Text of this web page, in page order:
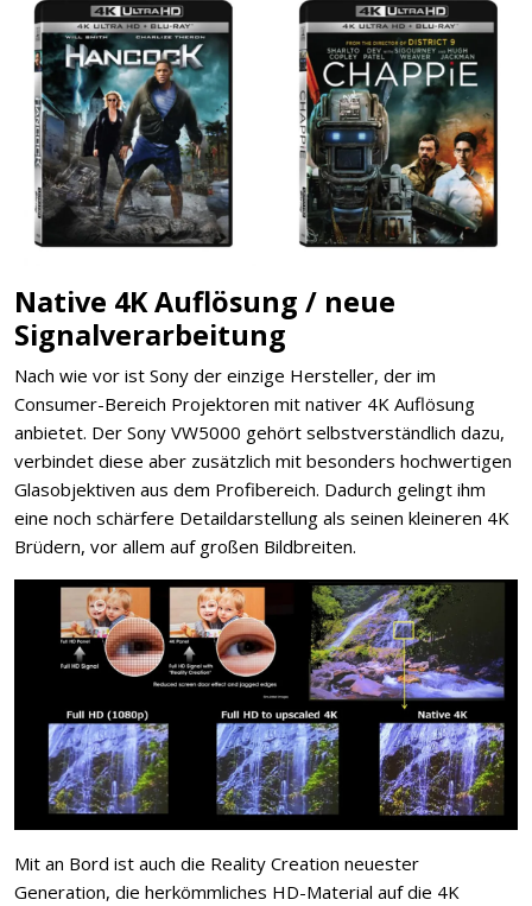
Native 4K Auflösung / neue
Signalverarbeitung
Nach wie vor ist Sony der einzige Hersteller, der im
Consumer-Bereich Projektoren mit nativer 4K Auflösung
anbietet. Der Sony VW5000 gehört selbstverständlich dazu,
verbindet diese aber zusätzlich mit besonders hochwertigen
Glasobjektiven aus dem Profibereich. Dadurch gelingt ihm
eine noch schärfere Detaildarstellung als seinen kleineren 4K
Brüdern, vor allem auf großen Bildbreiten.
Mit an Bord ist auch die Reality Creation neuester
Generation, die herkömmliches HD-Material auf die 4K